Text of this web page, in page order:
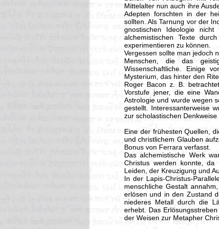
Mittelalter nun auch ihre
Adepten forschten in der
sollten. Als Tarnung vor der
gnostischen Ideologie
alchemistischen Texte
experimentieren zu können.
Vergessen sollte man jedoch
Menschen, die das
Wissenschaftliche. Einige
Mysterium, das hinter den
Roger Bacon z. B.
Vorstufe jener, die eine
Astrologie und wurde wegen
gestellt. Interessanterweise
zur scholastischen
Eine der frühesten Quellen,
und christlichem Glauben
Bonus von Ferrara verfasst.
Das alchemistische Werk
Christus werden konnte,
Leiden, der Kreuzigung und
In der Lapis-Christus-
menschliche Gestalt
erlösen und in den Zustand
niederes Metall durch die
erhebt. Das
der Weisen zur Metapher